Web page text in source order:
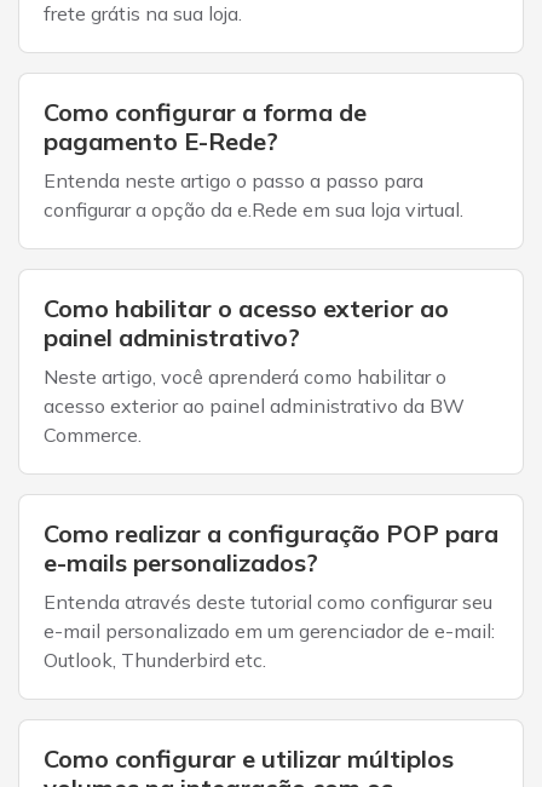
frete grátis na sua loja.
Como configurar a forma de
pagamento E-Rede?
Entenda neste artigo o passo a passo para
configurar a opção da e.Rede em sua loja virtual.
Como habilitar o acesso exterior ao
painel administrativo?
Neste artigo, você aprenderá como habilitar o
acesso exterior ao painel administrativo da BW
Commerce.
Como realizar a configuração POP para
e-mails personalizados?
Entenda através deste tutorial como configurar seu
e-mail personalizado em um gerenciador de e-mail:
Outlook, Thunderbird etc.
Como configurar e utilizar múltiplos